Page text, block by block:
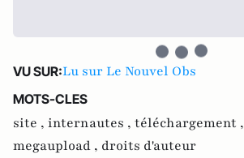
VU SUR:Lu sur Le Nouvel Obs
MOTS-CLES
site , internautes , téléchargement ,
megaupload , droits d'auteur